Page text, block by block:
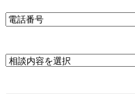
電
号
*
相*